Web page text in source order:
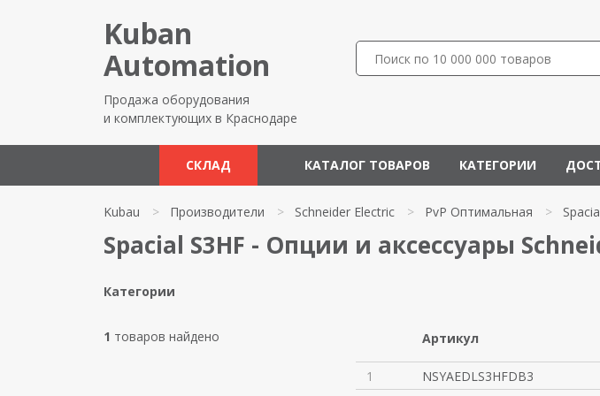
Kuban
Automation
Продажа оборудования
и комплектующих в Краснодаре
СКЛАД КАТАЛОГ ТОВАРОВ КАТЕГОРИИ
Kubau > Производители > Schneider Electric > PvP Оптимальная >
Spacial S3HF - Опции и аксессуары
Категории
1 товаров найдено Артикул
1 NSYAEDLS3HFDB3